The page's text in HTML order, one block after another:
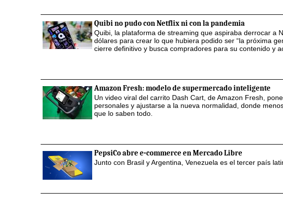
Quibi no pudo con Netflix ni con la pandemia
Quibi, la plataforma de streaming que aspiraba derrocar a
dólares para crear lo que hubiera podido ser “la próxima
cierre definitivo y busca compradores para su contenido y
Amazon Fresh: modelo de supermercado inteligente
Un video viral del carrito Dash Cart, de Amazon Fresh,
personales y ajustarse a la nueva normalidad, donde
que lo saben todo.
PepsiCo abre e-commerce en Mercado Libre
Junto con Brasil y Argentina, Venezuela es el tercer país